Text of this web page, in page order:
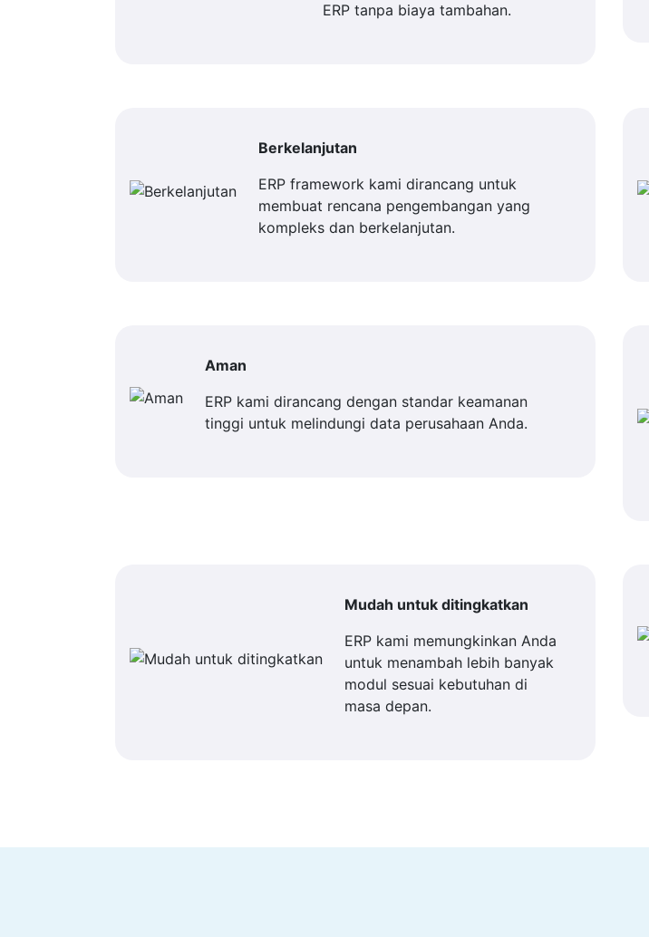
ERP tanpa biaya tambahan.
Berkelanjutan
ERP framework kami dirancang untuk
membuat rencana pengembangan yang
kompleks dan berkelanjutan.
Aman
ERP kami dirancang dengan standar keamanan
tinggi untuk melindungi data perusahaan Anda.
Mudah untuk ditingkatkan
ERP kami memungkinkan Anda
untuk menambah lebih banyak
modul sesuai kebutuhan di
masa depan.